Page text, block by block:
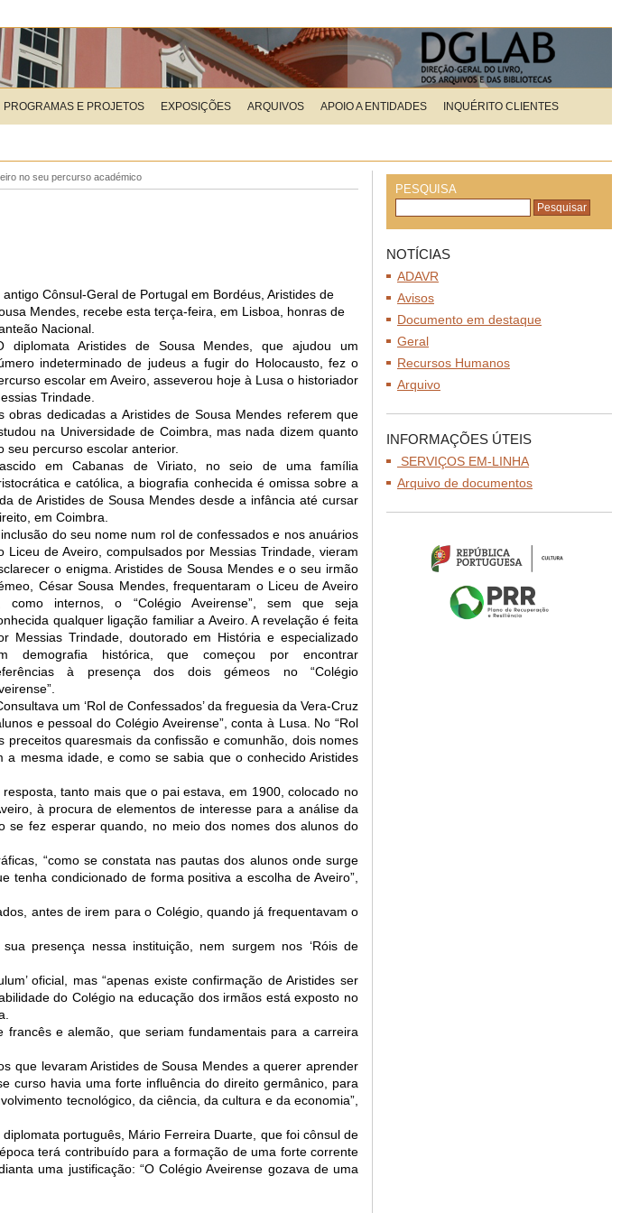
PROGRAMAS E PROJETOS EXPOSIÇÕES ARQUIVOS APOIO A ENTIDADES INQUÉRITO CLIENTES
no seu percurso académico
antigo Cônsul-Geral de Portugal em Bordéus, Aristides de
Mendes, recebe esta terça-feira, em Lisboa, honras de
Nacional.
diplomata Aristides de Sousa Mendes, que ajudou um
indeterminado de judeus a fugir do Holocausto, fez o
escolar em Aveiro, asseverou hoje à Lusa o historiador
Trindade.
obras dedicadas a Aristides de Sousa Mendes referem que
na Universidade de Coimbra, mas nada dizem quanto
seu percurso escolar anterior.
em Cabanas de Viriato, no seio de uma família
e católica, a biografia conhecida é omissa sobre a
de Aristides de Sousa Mendes desde a infância até cursar
em Coimbra.
inclusão do seu nome num rol de confessados e nos anuários
Liceu de Aveiro, compulsados por Messias Trindade, vieram
o enigma. Aristides de Sousa Mendes e o seu irmão
César Sousa Mendes, frequentaram o Liceu de Aveiro
como internos, o “Colégio Aveirense”, sem que seja
qualquer ligação familiar a Aveiro. A revelação é feita
Messias Trindade, doutorado em História e especializado
demografia histórica, que começou por encontrar
à presença dos dois gémeos no “Colégio
um ‘Rol de Confessados’ da freguesia da Vera-Cruz
e pessoal do Colégio Aveirense”, conta à Lusa. No “Rol
quaresmais da confissão e comunhão, dois nomes
mesma idade, e como se sabia que o conhecido Aristides
tanto mais que o pai estava, em 1900, colocado no
à procura de elementos de interesse para a análise da
se fez esperar quando, no meio dos nomes dos alunos do
“como se constata nas pautas dos alunos onde surge
tenha condicionado de forma positiva a escolha de Aveiro”,
antes de irem para o Colégio, quando já frequentavam o
presença nessa instituição, nem surgem nos ‘Róis de
oficial, mas “apenas existe confirmação de Aristides ser
do Colégio na educação dos irmãos está exposto no
e alemão, que seriam fundamentais para a carreira
que levaram Aristides de Sousa Mendes a querer aprender
curso havia uma forte influência do direito germânico, para
tecnológico, da ciência, da cultura e da economia”,
português, Mário Ferreira Duarte, que foi cônsul de
terá contribuído para a formação de uma forte corrente
uma justificação: “O Colégio Aveirense gozava de uma
PESQUISA
NOTÍCIAS
ADAVR
Avisos
Documento em destaque
Geral
Recursos Humanos
Arquivo
INFORMAÇÕES ÚTEIS
SERVIÇOS EM-LINHA
Arquivo de documentos